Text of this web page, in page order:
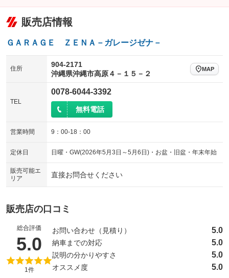
販売店情報
ＧＡＲＡＧＥ ＺＥＮＡ－ガレージゼナ－
住所
904-2171
沖縄県沖縄市高原４－１５－２
MAP
TEL
0078-6044-3392
無料電話
営業時間 9：00-18：00
定休日 日曜・GW(2026年5月3日～5月6日)・お盆・旧盆・年末年始
販売可能エ
リア
直接お問合せください
販売店の口コミ
総合評価
5.0 （5点満点中）
1件
お問い合わせ（見積り） 5.0
納車までの対応 5.0
説明の分かりやすさ 5.0
オススメ度 5.0